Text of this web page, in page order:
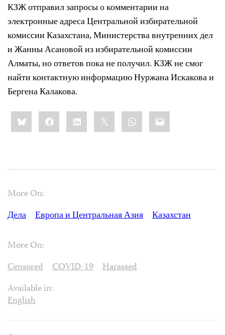
КЗЖ отправил запросы о комментарии на
электронные адреса Центральной избирательной
комиссии Казахстана, Министерства внутренних дел
и Жанны Асановой из избирательной комиссии
Алматы, но ответов пока не получил. КЗЖ не смог
найти контактную информацию Нуржана Искакова и
Бергена Калакова.
Share
this:BlueskyFacebookLinkedIn WhatsApp
Email
More On:
Дела
Европа и Центральная Азия Казахстан
More On:
Censored
COVID-19
Harassed
Available in:
English